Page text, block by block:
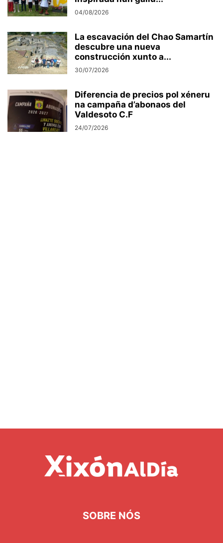
04/08/2026
La escavación del Chao Samartín
descubre una nueva
construcción xunto a...
30/07/2026
Diferencia de precios pol xéneru
na campaña d’abonaos del
Valdesoto C.F
24/07/2026
SOBRE NÓS